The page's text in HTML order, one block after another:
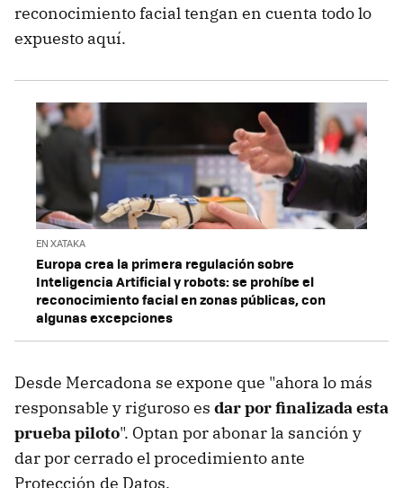
reconocimiento facial tengan en cuenta todo lo
expuesto aquí.
EN XATAKA
Europa crea la primera regulación sobre
Inteligencia Artificial y robots: se prohíbe el
reconocimiento facial en zonas públicas, con
algunas excepciones
Desde Mercadona se expone que "ahora lo más
responsable y riguroso es dar por finalizada esta
prueba piloto". Optan por abonar la sanción y
dar por cerrado el procedimiento ante
Protección de Datos.